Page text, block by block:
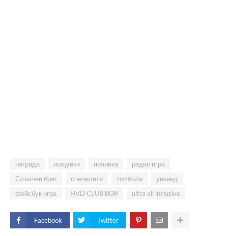
награда нощувки почивка
радио игра
Слънчев бряг
спечелете томбола
уикенд
фейсбук игра
HVD CLUB BOR ultra all inclusive
Facebook Twitter